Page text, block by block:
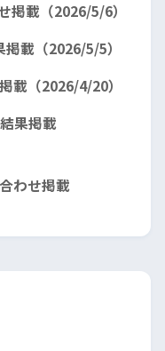
掲載（2026/5/6）
載（2026/5/5）
載（2026/4/20）
果掲載
わせ掲載